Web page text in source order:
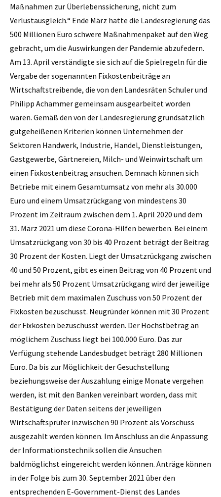
Maßnahmen zur Überlebenssicherung, nicht zum
Verlustausgleich.“ Ende März hatte die Landesregierung das
500 Millionen Euro schwere Maßnahmenpaket auf den Weg
gebracht, um die Auswirkungen der Pandemie abzufedern.
Am 13. April verständigte sie sich auf die Spielregeln für die
Vergabe der sogenannten Fixkostenbeiträge an
Wirtschaftstreibende, die von den Landesräten Schuler und
Philipp Achammer gemeinsam ausgearbeitet worden
waren. Gemäß den von der Landesregierung grundsätzlich
gutgeheißenen Kriterien können Unternehmen der
Sektoren Handwerk, Industrie, Handel, Dienstleistungen,
Gastgewerbe, Gärtnereien, Milch- und Weinwirtschaft um
einen Fixkostenbeitrag ansuchen. Demnach können sich
Betriebe mit einem Gesamtumsatz von mehr als 30.000
Euro und einem Umsatzrückgang von mindestens 30
Prozent im Zeitraum zwischen dem 1. April 2020 und dem
31. März 2021 um diese Corona-Hilfen bewerben. Bei einem
Umsatzrückgang von 30 bis 40 Prozent beträgt der Beitrag
30 Prozent der Kosten. Liegt der Umsatzrückgang zwischen
40 und 50 Prozent, gibt es einen Beitrag von 40 Prozent und
bei mehr als 50 Prozent Umsatzrückgang wird der jeweilige
Betrieb mit dem maximalen Zuschuss von 50 Prozent der
Fixkosten bezuschusst. Neugründer können mit 30 Prozent
der Fixkosten bezuschusst werden. Der Höchstbetrag an
möglichem Zuschuss liegt bei 100.000 Euro. Das zur
Verfügung stehende Landesbudget beträgt 280 Millionen
Euro. Da bis zur Möglichkeit der Gesuchstellung
beziehungsweise der Auszahlung einige Monate vergehen
werden, ist mit den Banken vereinbart worden, dass mit
Bestätigung der Daten seitens der jeweiligen
Wirtschaftsprüfer inzwischen 90 Prozent als Vorschuss
ausgezahlt werden können. Im Anschluss an die Anpassung
der Informationstechnik sollen die Ansuchen
baldmöglichst eingereicht werden können. Anträge können
in der Folge bis zum 30. September 2021 über den
entsprechenden E-Government-Dienst des Landes